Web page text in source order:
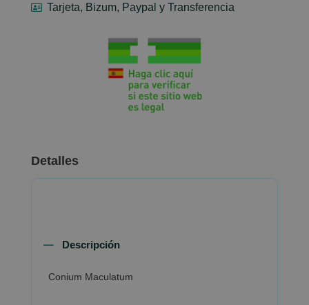
Tarjeta, Bizum, Paypal y Transferencia
Detalles
Descripción
Conium Maculatum